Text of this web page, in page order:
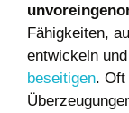
Fähigkeiten,
entwickeln und
beseitigen. Oft